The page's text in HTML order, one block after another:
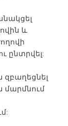
և
ընտրվել: